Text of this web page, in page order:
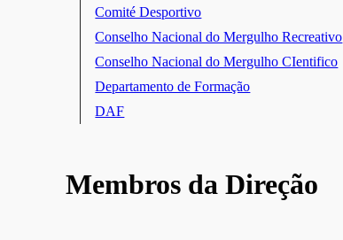
Comité Desportivo
Conselho Nacional do Mergulho Recreativo
Conselho Nacional do Mergulho CIentifico
Departamento de Formação
DAF
Membros da Direção